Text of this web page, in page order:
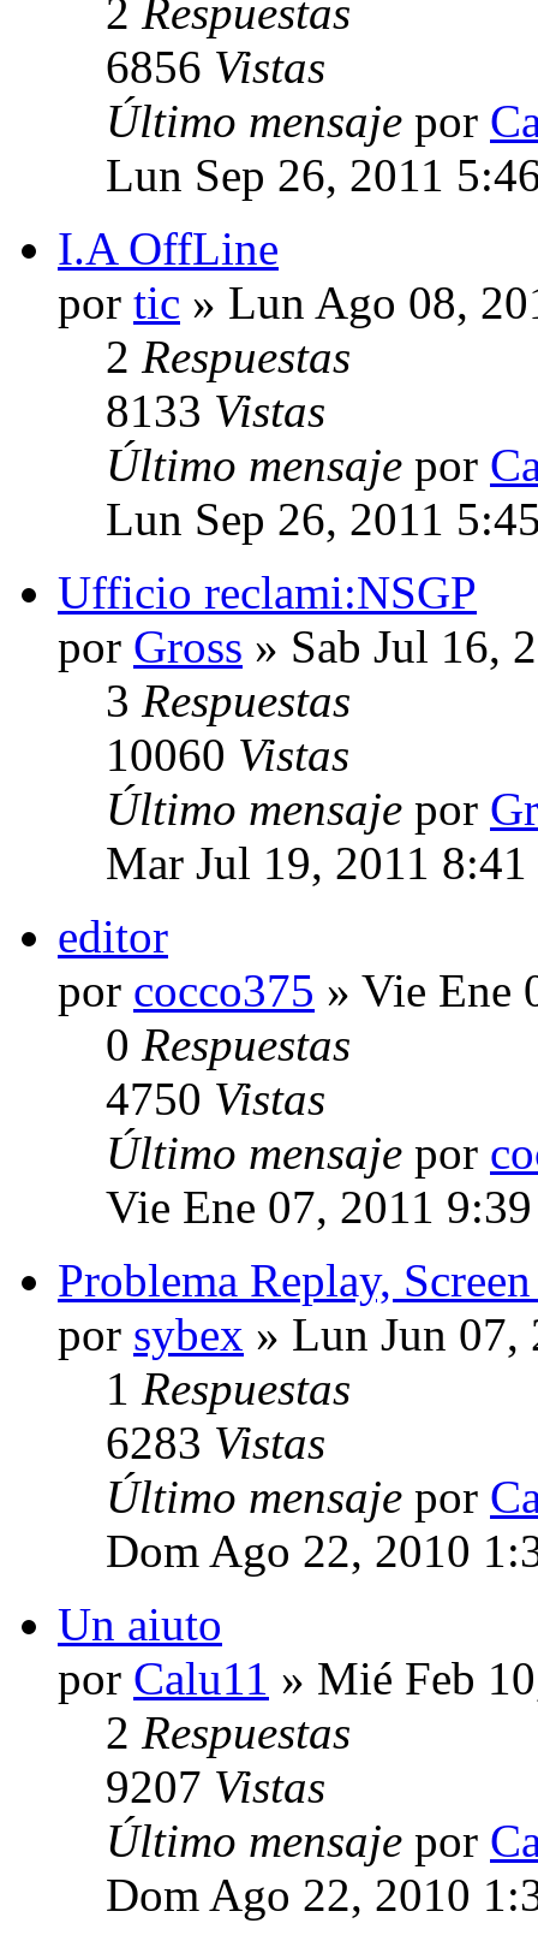
2 Respuestas
6856 Vistas
Último mensaje por
Lun Sep 26, 2011
I.A OffLine
por tic » Lun Ago 08,
2 Respuestas
8133 Vistas
Último mensaje por
Lun Sep 26, 2011
Ufficio reclami:NSGP
por Gross » Sab Jul 16,
3 Respuestas
10060 Vistas
Último mensaje por
Mar Jul 19, 2011 8:41
editor
por cocco375 » Vie Ene
0 Respuestas
4750 Vistas
Último mensaje por
Vie Ene 07, 2011
Problema Replay,
por sybex » Lun Jun 07,
1 Respuestas
6283 Vistas
Último mensaje por
Dom Ago 22, 2010
Un aiuto
por Calu11 » Mié Feb
2 Respuestas
9207 Vistas
Último mensaje por
Dom Ago 22, 2010